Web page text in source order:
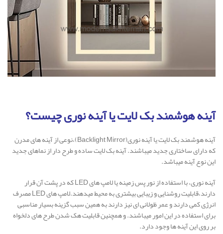
آینه هوشمند بک لایت یا آینه نوری چیست؟
آینه هوشمند بک لایت یا آینه نوری(Backlight Mirror)،نوعی از آینه های مدرن
که دارای ساختاری جدید میباشند. آینه بک لایت ساده و طرح دار از نماهای جدید
این نوع آینه میباشد.
آینه نوری، با استفاده از نور پس زمینه یا لامپ های LED که در پشت آن قرار
دارند،قابلیت روشنایی و زیبایی بیشتری به محیط میدهند.لامپ های LED مصرف
انرژی کمی دارند و عمر ظولانی ای نیز دارند به همین سبب گزینه بسیار مناسبی
برای استفاده در این امور میباشند. و همچنین قابلیت هک شدن طرح های دلخواه
بر روی این آینه ها وجود دارد.